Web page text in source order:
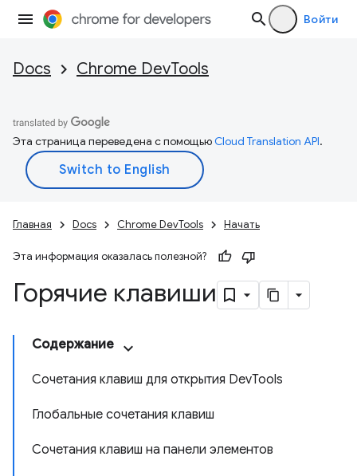
Войти
Docs Chrome DevTools
Эта страница переведена с помощьюCloud Translation API.
Главная Docs Chrome DevTools Начать
Эта информация оказалась полезной?
Горячие клавиши
Содержание
Сочетания клавиш для открытия DevTools
Глобальные сочетания клавиш
Сочетания клавиш на панели элементов